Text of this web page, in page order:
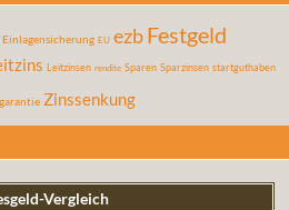
Einlagensicherung EU ezbFestgeld
Leitzinsen rendite Sparen Sparzinsen startguthaben
Zinssenkung
Vergleich